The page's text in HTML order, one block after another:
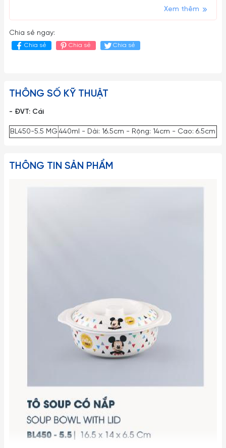
Xem thêm
Chia sẻ ngay:
Chia sẻ Chia sẻ Chia sẻ
THÔNG SỐ KỸ THUẬT
- ĐVT: Cái
BL450-5.5 MG 440ml - Dài: 16.5cm - Rộng: 14cm - Cao: 6.5cm
THÔNG TIN SẢN PHẨM